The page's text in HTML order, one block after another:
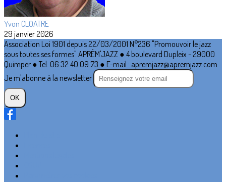
Yvon CLOATRE
29 janvier 2026
Association Loi 1901 depuis 22/03/2001 N°236 "Promouvoir le jazz
sous toutes ses formes" APRÈM'JAZZ ● 4 boulevard Dupleix - 29000
Quimper ● Tel. 06 32 40 09 73 ● E-mail : apremjazz@apremjazz.com
Je m'abonne à la newsletter
OK